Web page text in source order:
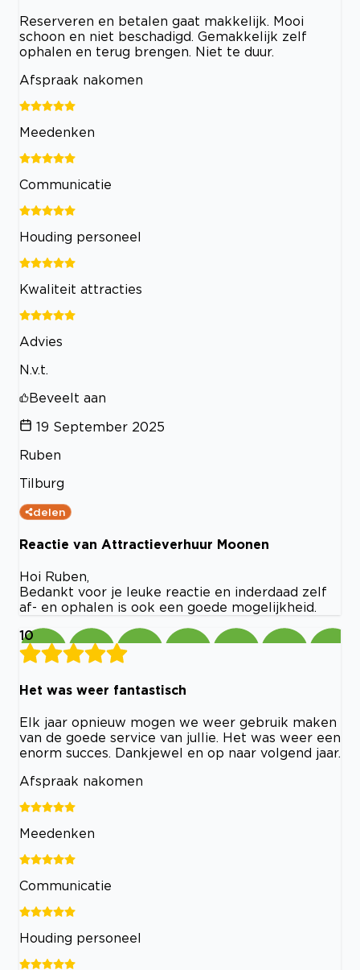
Reserveren en betalen gaat makkelijk. Mooi
schoon en niet beschadigd. Gemakkelijk zelf
ophalen en terug brengen. Niet te duur.
Afspraak nakomen
Meedenken
Communicatie
Houding personeel
Kwaliteit attracties
Advies
N.v.t.
Beveelt aan
19 September 2025
Ruben
Tilburg
delen
Reactie van Attractieverhuur Moonen
Hoi Ruben,
Bedankt voor je leuke reactie en inderdaad zelf
af- en ophalen is ook een goede mogelijkheid.
10
Het was weer fantastisch
Elk jaar opnieuw mogen we weer gebruik maken
van de goede service van jullie. Het was weer een
enorm succes. Dankjewel en op naar volgend jaar.
Afspraak nakomen
Meedenken
Communicatie
Houding personeel